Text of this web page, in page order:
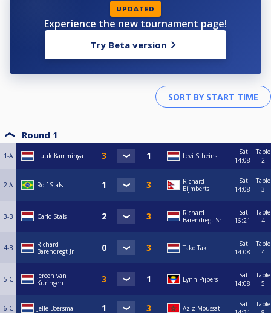
UPDATED
Experience the new tournament page!
Try Beta version
Round 1
1-A Luuk Kamminga Levi Stheins
Sat
14:08
Table
2
2-A Rolf Stals
Richard
Eijmberts
Sat
14:08
Table
3
3-B Carlo Stals
Richard
Barendregt Sr
Sat
16:21
Table
4
4-B
Richard
Barendregt Jr
Tako Tak
Sat
14:08
Table
4
5-C
Jeroen van
Kuringen
Lynn Pijpers
Sat
14:08
Table
5
6-C Jelle Boersma Aziz Moussati
Sat
Table